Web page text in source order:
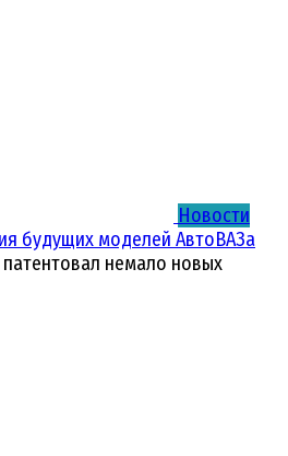
Новости
будущих моделей АвтоВАЗа
патентовал немало новых